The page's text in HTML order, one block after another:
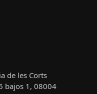
de les Corts
bajos 1, 08004